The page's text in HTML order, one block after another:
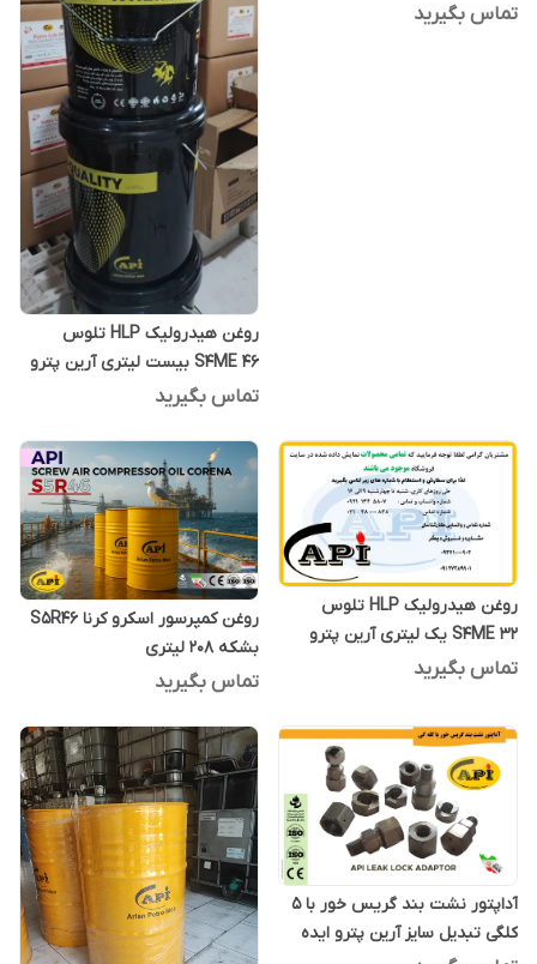
تماس بگیرید
روغن هیدرولیک HLP تلوس
S4ME 46 بیست لیتری آرین پترو
ایده
تماس بگیرید
روغن هیدرولیک HLP تلوس
S4ME 32 یک لیتری آرین پترو
ایده
تماس بگیرید
روغن کمپرسور اسکرو کرنا S5R46
بشکه 208 لیتری
تماس بگیرید
آداپتور نشت بند گریس خور با 5
کلگی تبدیل سایز آرین پترو ایده